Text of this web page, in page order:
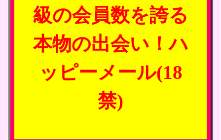
級の会員数を誇る
本物の出会い！ハ
ッピーメール(18
禁)